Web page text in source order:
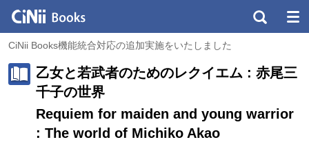
CiNii Books機能統合対応の追加実施をいたしました
乙女と若武者のためのレクイエム : 赤尾三
千子の世界
Requiem for maiden and young warrior
: The world of Michiko Akao